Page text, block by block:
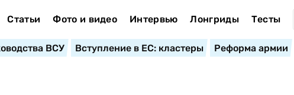
Статьи Фото и видео Интервью Лонгриды Тесты
ВСУ Вступление в ЕС: кластеры Реформа армии